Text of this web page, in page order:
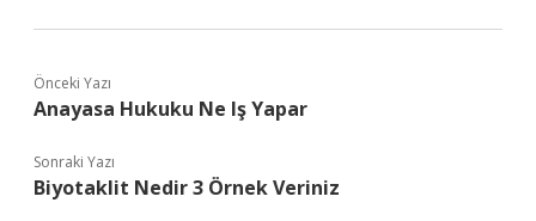
Önceki Yazı
Anayasa Hukuku Ne Iş Yapar
Sonraki Yazı
Biyotaklit Nedir 3 Örnek Veriniz